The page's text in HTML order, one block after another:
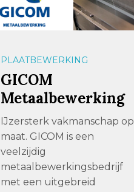
PLAATBEWERKING
GICOM
Metaalbewerking
IJzersterk vakmanschap op
maat. GICOM is een
veelzijdig
metaalbewerkingsbedrijf
met een uitgebreid